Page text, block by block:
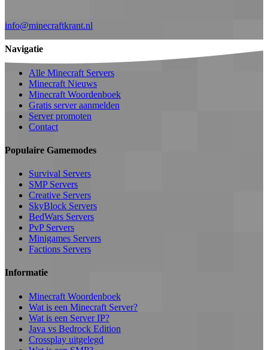
info@minecraftkrant.nl
Navigatie
Alle Minecraft Servers
Minecraft Nieuws
Minecraft Woordenboek
Gratis server aanmelden
Server promoten
Contact
Populaire Gamemodes
Survival Servers
SMP Servers
Creative Servers
SkyBlock Servers
BedWars Servers
PvP Servers
Minigames Servers
Factions Servers
Informatie
Minecraft Woordenboek
Wat is een Minecraft Server?
Wat is een Server IP?
Java vs Bedrock Edition
Crossplay uitgelegd